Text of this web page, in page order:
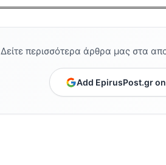
Δείτε περισσότερα άρθρα μας στα
Add EpirusPost.gr